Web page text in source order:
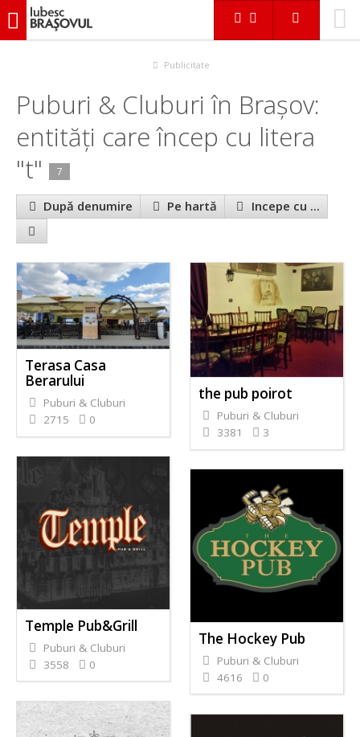
iubescbraşovul.ro
Publicitate
Puburi & Cluburi în Brașov:
entităţi care încep cu litera
"t" 7
După denumire Pe hartă Incepe cu ...
Terasa Casa
Berarului
Puburi & Cluburi
2715
0
the pub poirot
Puburi & Cluburi
3381
3
Temple Pub&Grill
Puburi & Cluburi
3558
0
The Hockey Pub
Puburi & Cluburi
4616
0